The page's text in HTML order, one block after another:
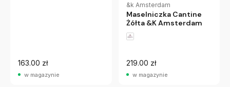
163.00 zł
w magazynie
&k Amsterdam
Maselniczka Cantine
Żółta &K Amsterdam
219.00 zł
w magazynie